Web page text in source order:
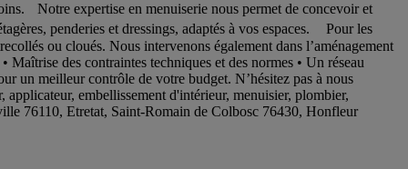
Notre expertise en menuiserie nous permet de concevoir et
penderies et dressings, adaptés à vos espaces. Pour les
ou cloués. Nous intervenons également dans l’aménagement
des contraintes techniques et des normes • Un réseau
un meilleur contrôle de votre budget. N’hésitez pas à nous
embellissement d'intérieur, menuisier, plombier,
76110, Etretat, Saint-Romain de Colbosc 76430, Honfleur